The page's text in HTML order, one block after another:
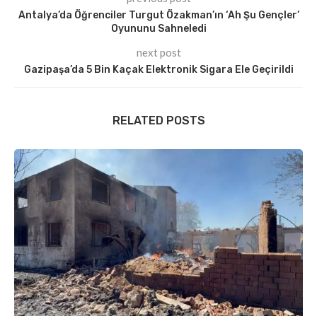
Antalya’da Öğrenciler Turgut Özakman’ın ‘Ah Şu Gençler’
Oyununu Sahneledi
next post
Gazipaşa’da 5 Bin Kaçak Elektronik Sigara Ele Geçirildi
RELATED POSTS